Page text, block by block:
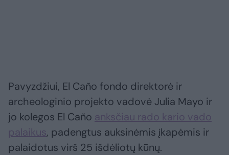
Pavyzdžiui, El Caño fondo direktorė ir
archeologinio projekto vadovė Julia Mayo ir
jo kolegos El Caño anksčiau rado kario vado
palaikus, padengtus auksinėmis įkapėmis ir
palaidotus virš 25 išdėliotų kūnų.